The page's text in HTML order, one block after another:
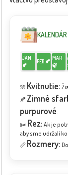
JAN
🍂
FEB 🍂
MAR
🍃
🌸 Kvitnutie:
🍂 Zimné
purpurové.
✂️ Rez: Ak je
aby sme udržali
📏 Rozmery: